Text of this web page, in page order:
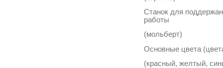
Станок для
работы
(мольберт)
Основные цвета
(красный, желтый,